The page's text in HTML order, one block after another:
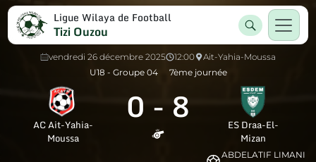
Ligue Wilaya de Football
Tizi Ouzou
vendredi 26 décembre 2025 12:00
Ait-Yahia-Moussa
U18 - Groupe 04
7ème journée
AC Ait-Yahia-
Moussa
0 - 8
ES Draa-El-
Mizan
ABDELATIF LIMANI